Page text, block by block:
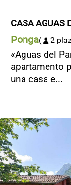
CASA AGUAS
Ponga( 2
«Aguas del
apartamento
una casa e...